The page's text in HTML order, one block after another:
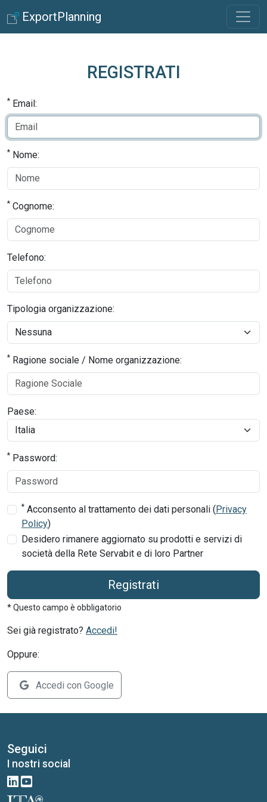
ExportPlanning
REGISTRATI
* Email:
* Nome:
* Cognome:
Telefono:
Tipologia organizzazione:
* Ragione sociale / Nome organizzazione:
Paese:
* Password:
* Acconsento al trattamento dei dati personali (Privacy
Policy)
Desidero rimanere aggiornato su prodotti e servizi di
società della Rete Servabit e di loro Partner
Registrati
* Questo campo è obbligatorio
Sei già registrato? Accedi!
Oppure:
Accedi con Google
Seguici
I nostri social